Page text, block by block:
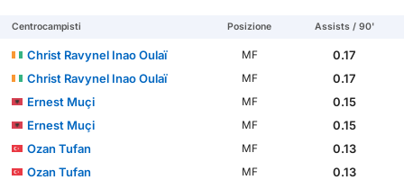
Centrocampisti Posizione Assists / 90'
Christ Ravynel Inao Oulaï MF
0.17
Christ Ravynel Inao Oulaï
MF
0.17
Ernest Muçi
MF
0.15
Ernest Muçi
MF
0.15
Ozan Tufan
MF
0.13
Ozan Tufan
MF
0.13